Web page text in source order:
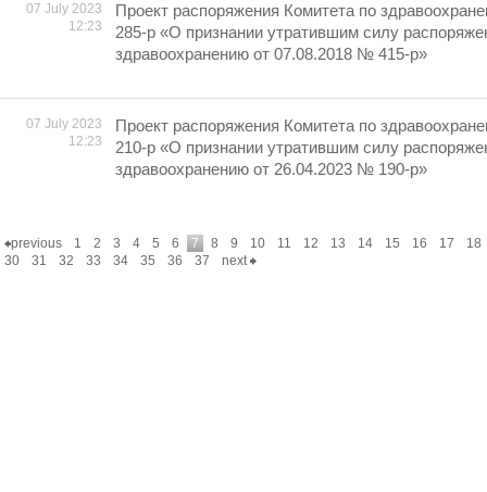
07 July 2023
12:23
Проект распоряжения Комитета по
285-р «О признании утратившим силу
здравоохранению от 07.08.2018 № 415-р»
07 July 2023
12:23
Проект распоряжения Комитета по
210-р «О признании утратившим силу
здравоохранению от 26.04.2023 № 190-р»
previous 1 2 3 4 5 6 7 8 9 10 11 12 13 14 15 16 17
18
30
31 32 33 34 35 36 37 next